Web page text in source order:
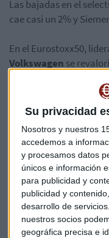
Su privacidad
Nosotros y nuestros
accedemos a
y procesamos datos
únicos e información
para publicidad y
publicidad y
desarrollo de servicios.
nuestros socios
geográfica precisa e
Las bajadas en el
cae casi un 2% y
En el Eurostoxx50,
Volkswagen se
Arriba también las
uevo plan estratégico
modernizarse en sus
delegado señala que
Innogy y que Endesa
fusiones y
se especula en el
visión negativa de